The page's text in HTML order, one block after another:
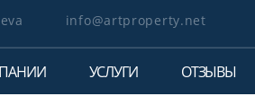
info@artproperty.net
УСЛУГИ ОТЗЫВЫ